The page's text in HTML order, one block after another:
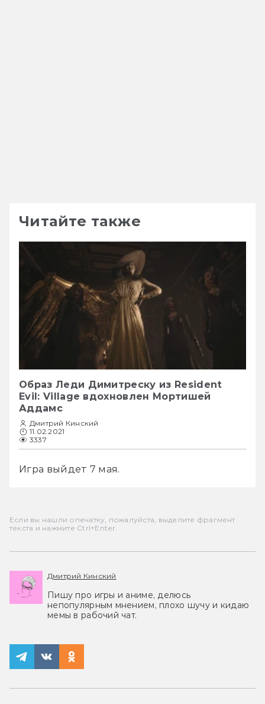
Читайте также
Образ Леди Димитреску из Resident
Evil: Village вдохновлен Мортишей
Аддамс
Дмитрий Кинский
11.02.2021
3337
Игра выйдет 7 мая.
Если вы нашли опечатку, пожалуйста, выделите фрагмент
текста и нажмите Ctrl+Enter.
Дмитрий Кинский
Пишу про игры и аниме, делюсь
непопулярным мнением, плохо шучу и кидаю
мемы в рабочий чат.